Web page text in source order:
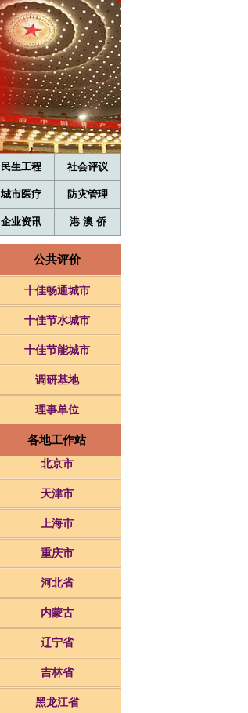
民生工程 社会评议
城市医疗 防灾管理
企业资讯 港 澳 侨
公共评价
十佳畅通城市
十佳节水城市
十佳节能城市
调研基地
理事单位
各地工作站
北京市
天津市
上海市
重庆市
河北省
内蒙古
辽宁省
吉林省
黑龙江省